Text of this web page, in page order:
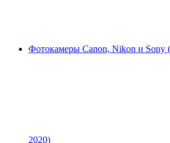
Фотокамеры Canon, Nikon и Sony
2020)